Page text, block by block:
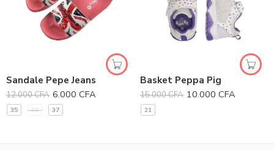
Sandale Pepe Jeans
12.000CFA 6.000 CFA
35 36 37
Basket Peppa Pig
15.000CFA 10.000 CFA
21